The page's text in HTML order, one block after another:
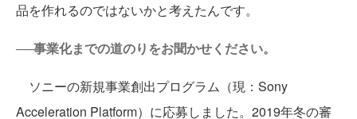
品を作れるのではないかと考えたんです。
──事業化までの道のりをお聞かせください。
ソニーの新規事業創出プログラム（現：Sony
Acceleration Platform）に応募しました。2019年冬の審